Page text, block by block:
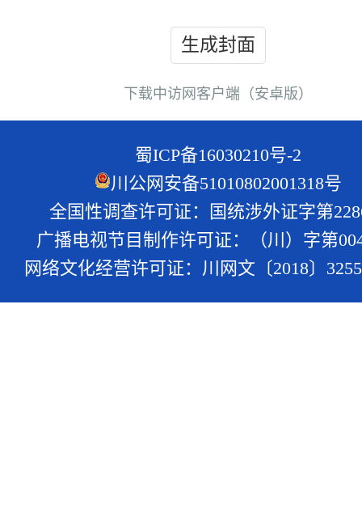
生成封面
下载中访网客户端（安卓版）
蜀ICP备16030210号-2
川公网安备51010802001318号
全国性调查许可证：国统涉外证字第
广播电视节目制作许可证：（川）字第
网络文化经营许可证：川网文〔2018〕